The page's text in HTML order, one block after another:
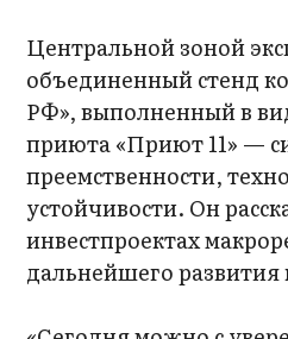
Центральной зоной
объединенный стенд
РФ», выполненный в
приюта «Приют 11» —
преемственности,
устойчивости. Он
инвестпроектах
дальнейшего